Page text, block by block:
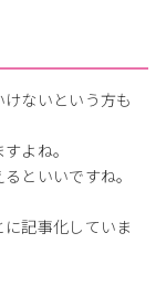
ないという方も
よね。
といいですね。
記事化していま